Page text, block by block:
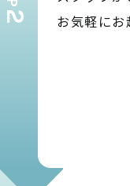
2
お気軽にお